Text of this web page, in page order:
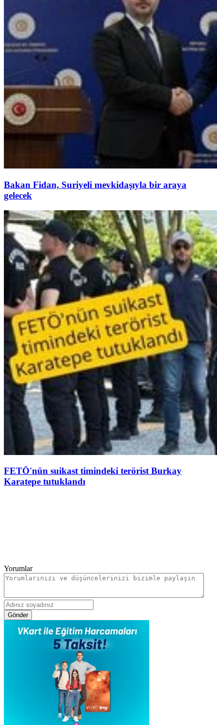
Bakan Fidan, Suriyeli mevkidaşıyla bir araya
gelecek
FETÖ'nün suikast timindeki terörist Burkay
Karatepe tutuklandı
Yorumlar
Gönder